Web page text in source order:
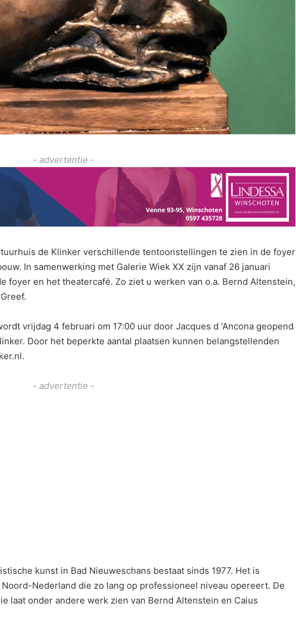
- advertentie -
de Klinker verschillende tentoonstellingen te zien in de foyer
In samenwerking met Galerie Wiek XX zijn vanaf 26 januari
foyer en het theatercafé. Zo ziet u werken van o.a. Bernd Altenstein,
vrijdag 4 februari om 17:00 uur door Jacques d ‘Ancona geopend
Door het beperkte aantal plaatsen kunnen belangstellenden
- advertentie -
kunst in Bad Nieuweschans bestaat sinds 1977. Het is
Nederland die zo lang op professioneel niveau opereert. De
laat onder andere werk zien van Bernd Altenstein en Caius